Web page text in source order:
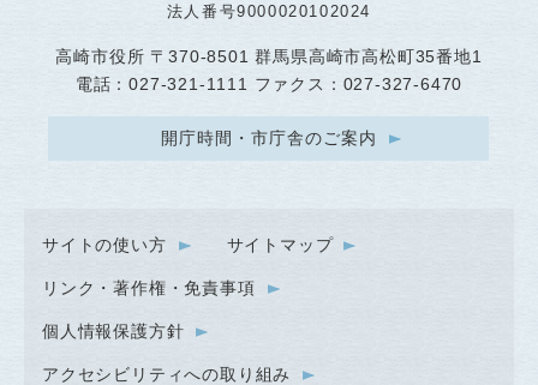
法人番号9000020102024
高崎市役所 〒370-8501 群馬県高崎市高松町35番地1
電話：027-321-1111 ファクス：027-327-6470
開庁時間・市庁舎のご案内
サイトの使い方 サイトマップ
リンク・著作権・免責事項
個人情報保護方針
アクセシビリティへの取り組み